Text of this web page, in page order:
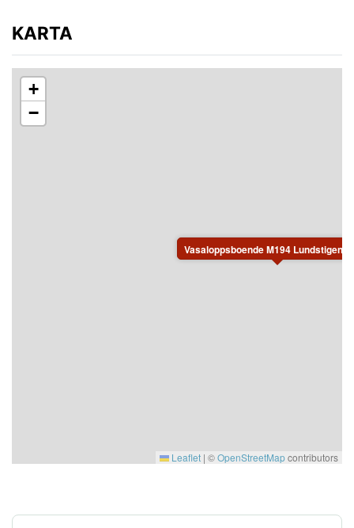
Om samtliga rum hyrs av samma sällskap flyttar
hyresvärden ut under uthyrningsperioden.
Hyresvärden har hund. Husdjur får ej medtagas.
KARTA
Vasaloppsboende M194 Lundstigen,
+
−
Leaflet | ©OpenStreetMapcontributors